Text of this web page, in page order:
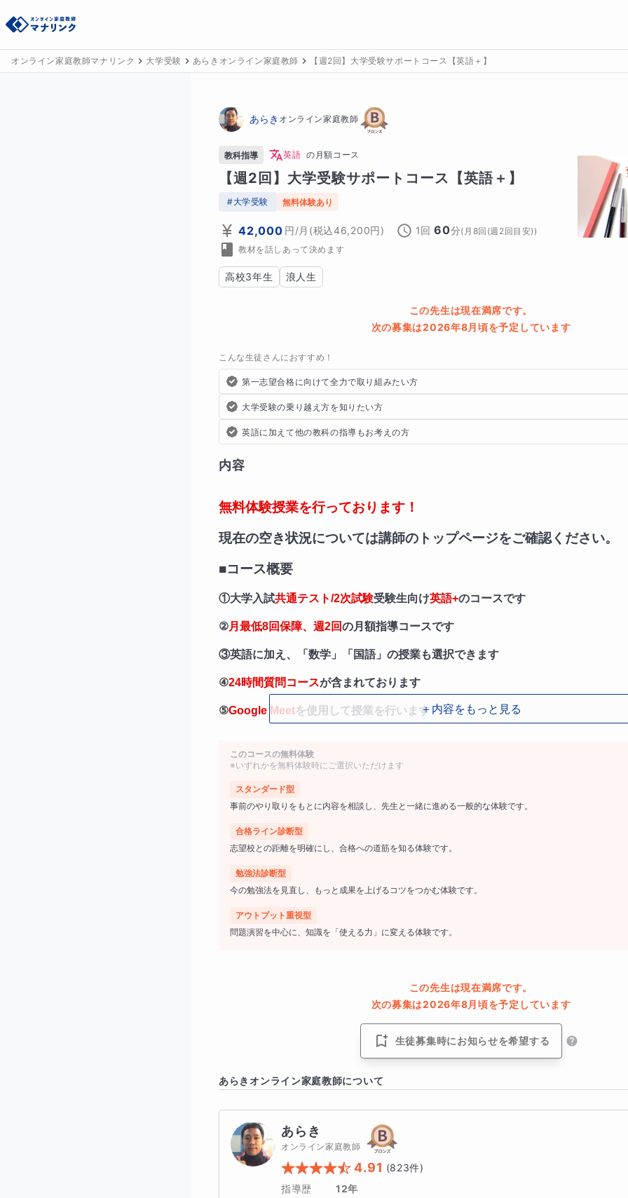
オンライン家庭教師マナリンク 大学受験 あらきオンライン家庭教師 【週2回】大学受験サポートコース【英語＋】
あらき オンライン家庭教師
教科指導 英語 の 月額コース
【週2回】大学受験サポートコース【英語＋】
#大学受験 無料体験あり
42,000 円/月 (税込46,200円) 1回 60分( 月8回(週2回目安) )
教材を話しあって決めます
高校3年生 浪人生
この先生は現在満席です。
次の募集は2026年8月頃を予定しています
こんな生徒さんにおすすめ！
第一志望合格に向けて全力で取り組みたい方
大学受験の乗り越え方を知りたい方
英語に加えて他の教科の指導もお考えの方
内容
無料体験授業を行っております！
現在の空き状況については講師のトップページをご確認ください。
■コース概要
①大学入試共通テスト/2次試験受験生向け英語+のコースです
②月最低8回保障、週2回の月額指導コースです
③英語に加え、「数学」「国語」の授業も選択できます
④24時間質問コースが含まれております
⑤Google Meetを使用して授業を行います
ースは24時間質問コースも含まれております。質問に関しては国数英に留まら
ておりますので、マナリンクチャットを通してたくさん質問をしてください！
～24時間質問コース使用例～
＋内容をもっと見る
このコースの無料体験
※いずれかを無料体験時にご選択いただけます
スタンダード型
事前のやり取りをもとに内容を相談し、先生と一緒に進める一般的な体験です。
合格ライン診断型
志望校との距離を明確にし、合格への道筋を知る体験です。
勉強法診断型
今の勉強法を見直し、もっと成果を上げるコツをつかむ体験です。
アウトプット重視型
問題演習を中心に、知識を「使える力」に変える体験です。
この先生は現在満席です。
次の募集は2026年8月頃を予定しています
生徒募集時にお知らせを希望する
あらきオンライン家庭教師について
あらき
オンライン家庭教師
4.91 (823件)
指導歴
12年